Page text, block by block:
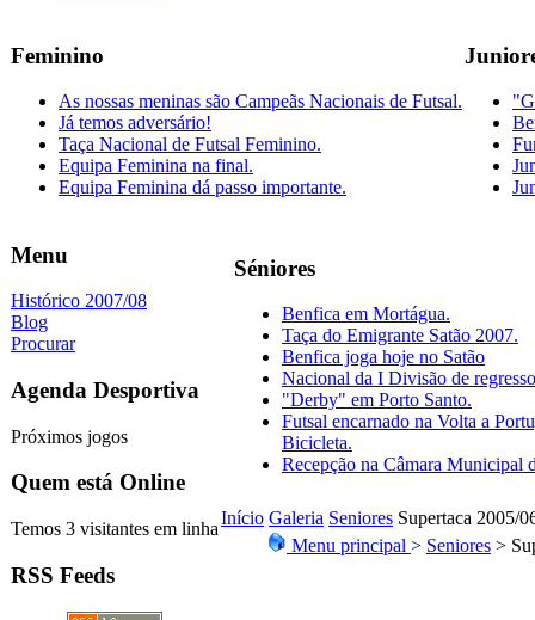
Feminino
As nossas meninas são Campeãs Nacionais de Futsal.
Já temos adversário!
Taça Nacional de Futsal Feminino.
Equipa Feminina na final.
Equipa Feminina dá passo importante.
Menu
Histórico 2007/08
Blog
Procurar
Agenda Desportiva
Próximos jogos
Quem está Online
Temos 3 visitantes em linha
RSS Feeds
Séniores
Benfica em Mortágua.
Taça do Emigrante Satão 2007.
Benfica joga hoje no Satão
Nacional da I Divisão de
"Derby" em Porto Santo.
Futsal encarnado na Volta a
Bicicleta.
Recepção na Câmara Municipal
Início Galeria Seniores Supertaca 2005/
Menu principal > Seniores >